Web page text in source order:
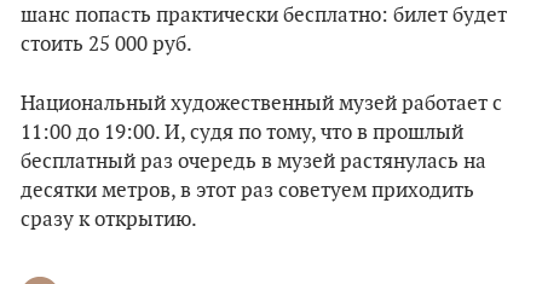
шанс попасть практически бесплатно: билет будет
стоить 25 000 руб.
Национальный художественный музей работает с
11:00 до 19:00. И, судя по тому, что в прошлый
бесплатный раз очередь в музей растянулась на
десятки метров, в этот раз советуем приходить
сразу к открытию.